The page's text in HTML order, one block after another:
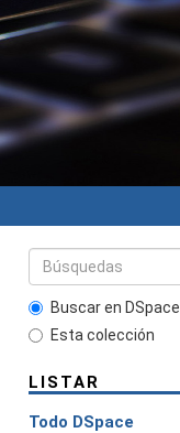
Buscar en DSpace
Esta colección
LISTAR
Todo DSpace